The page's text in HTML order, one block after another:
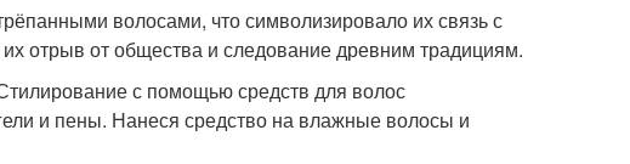
волосами, что символизировало их связь с
отрыв от общества и следование древним традициям.
с помощью средств для волос
и пены. Нанеся средство на влажные волосы и